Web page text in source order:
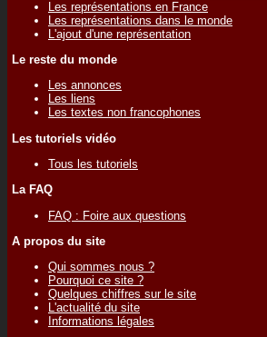
Les représentations en France
Les représentations dans le monde
L'ajout d'une représentation
Le reste du monde
Les annonces
Les liens
Les textes non francophones
Les tutoriels vidéo
Tous les tutoriels
La FAQ
FAQ : Foire aux questions
A propos du site
Qui sommes nous ?
Pourquoi ce site ?
Quelques chiffres sur le site
L'actualité du site
Informations légales